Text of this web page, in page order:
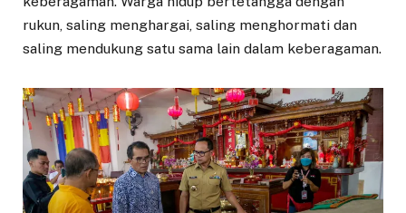
rukun, saling menghargai, saling menghormati dan
saling mendukung satu sama lain dalam keberagaman.